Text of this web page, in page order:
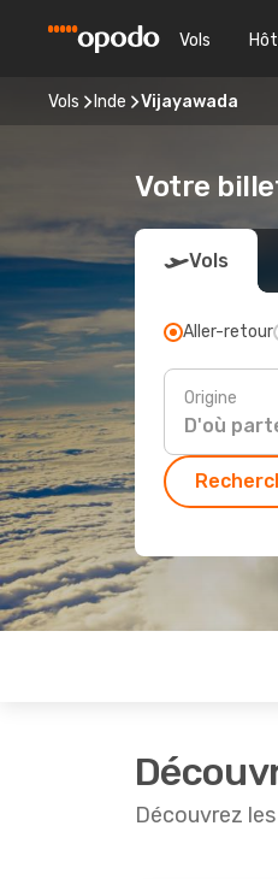
Vols
Vols Inde Vijayawada
Votre
Vols
Aller-retour
Origine
Découvrez